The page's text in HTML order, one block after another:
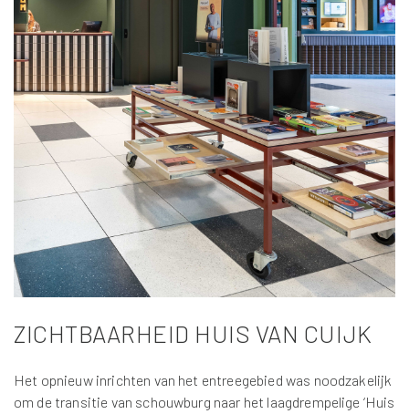
ZICHTBAARHEID HUIS VAN CUIJK
Het opnieuw inrichten van het entreegebied was noodzakelijk
om de transitie van schouwburg naar het laagdrempelige ‘Huis